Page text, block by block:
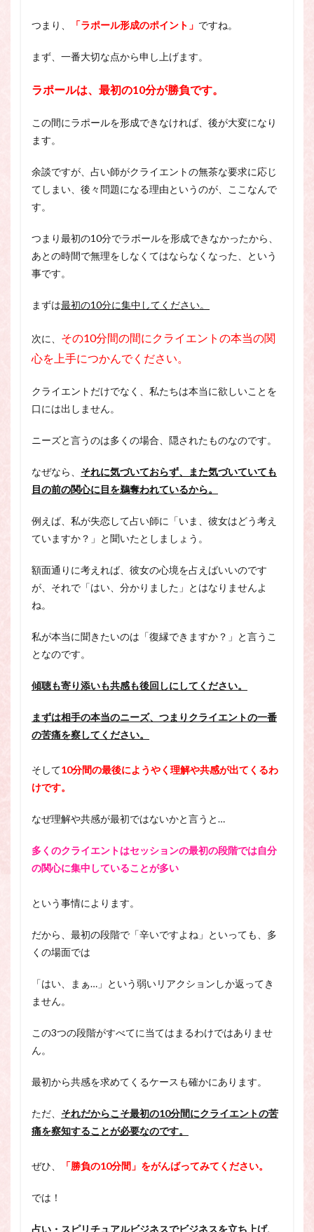
つまり、 「ラポール形成のポイント」 ですね。
まず、一番大切な点から申し上げます。
ラポールは、最初の10分が勝負です。
この間にラポールを形成できなければ、後が大変になり
ます。
余談ですが、占い師がクライエントの無茶な要求に応じ
てしまい、後々問題になる理由というのが、ここなんで
す。
つまり最初の10分でラポールを形成できなかったから、
あとの時間で無理をしなくてはならなくなった、という
事です。
まずは最初の10分に集中してください。
次に、 その10分間の間にクライエントの本当の関
心を上手につかんでください。
クライエントだけでなく、私たちは本当に欲しいことを
口には出しません。
ニーズと言うのは多くの場合、隠されたものなのです。
なぜなら、 それに気づいておらず、また気づいていても
目の前の関心に目を鵜奪われているから。
例えば、私が失恋して占い師に「いま、彼女はどう考え
ていますか？」と聞いたとしましょう。
額面通りに考えれば、彼女の心境を占えばいいのです
が、それで「はい、分かりました」とはなりませんよ
ね。
私が本当に聞きたいのは「復縁できますか？」と言うこ
となのです。
傾聴も寄り添いも共感も後回しにしてください。
まずは相手の本当のニーズ、つまりクライエントの一番
の苦痛を察してください。
そして10分間の最後にようやく理解や共感が出てくるわ
けです。
なぜ理解や共感が最初ではないかと言うと…
多くのクライエントはセッションの最初の段階では自分
の関心に集中していることが多い
という事情によります。
だから、最初の段階で「辛いですよね」といっても、多
くの場面では
「はい、まぁ…」という弱いリアクションしか返ってき
ません。
この3つの段階がすべてに当てはまるわけではありませ
ん。
最初から共感を求めてくるケースも確かにあります。
ただ、 それだからこそ最初の10分間にクライエントの苦
痛を察知することが必要なのです。
ぜひ、 「勝負の10分間」をがんばってみてください。
では！
占い・スピリチュアルビジネスでビジネスを立ち上げ、